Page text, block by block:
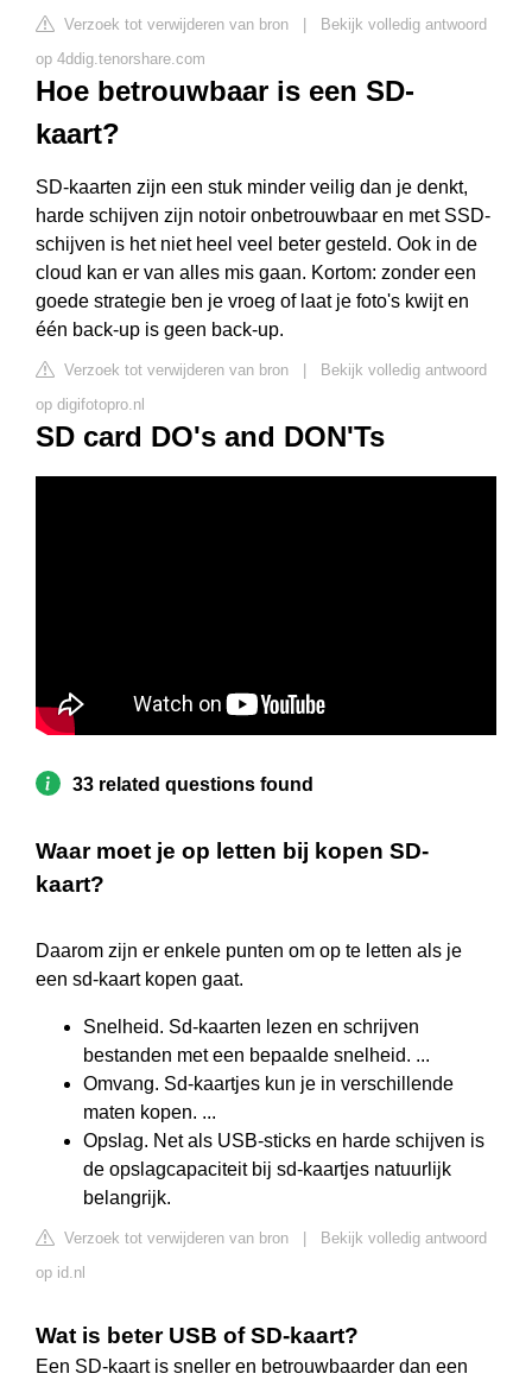
Verzoek tot verwijderen van bron
Bekijk volledig antwoord
op 4ddig.tenorshare.com
Hoe betrouwbaar is een SD-
kaart?
SD-kaarten zijn een stuk minder veilig dan je denkt,
harde schijven zijn notoir onbetrouwbaar en met SSD-
schijven is het niet heel veel beter gesteld. Ook in de
cloud kan er van alles mis gaan. Kortom: zonder een
goede strategie ben je vroeg of laat je foto's kwijt en
één back-up is geen back-up.
Verzoek tot verwijderen van bron
Bekijk volledig antwoord
op digifotopro.nl
SD card DO's and DON'Ts
33 related questions found
Waar moet je op letten bij kopen SD-
kaart?
Daarom zijn er enkele punten om op te letten als je
een sd-kaart kopen gaat.
Snelheid. Sd-kaarten lezen en schrijven
bestanden met een bepaalde snelheid. ...
Omvang. Sd-kaartjes kun je in verschillende
maten kopen. ...
Opslag. Net als USB-sticks en harde schijven is
de opslagcapaciteit bij sd-kaartjes natuurlijk
belangrijk.
Verzoek tot verwijderen van bron
Bekijk volledig antwoord
op id.nl
Wat is beter USB of SD-kaart?
Een SD-kaart is sneller en betrouwbaarder dan een